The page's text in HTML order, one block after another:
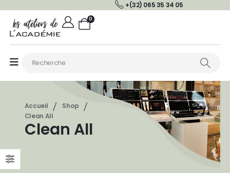
+(32) 065 35 34 05
0
Accueil
Shop
Clean All
Clean All